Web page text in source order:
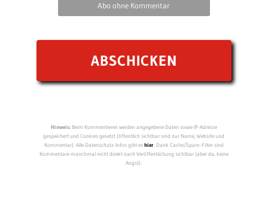
Abo ohne Kommentar
Hinweis:Beim Kommentieren werden angegebene Daten sowie IP-Adresse
gespeichert und Cookies gesetzt (öffentlich sichtbar sind nur Name, Website und
Kommentar). Alle Datenschutz-Infos gibt eshier. Dank Cache/Spam-Filter sind
Kommentare manchmal nicht direkt nach Veröffentlichung sichtbar (aber da, keine
Angst).